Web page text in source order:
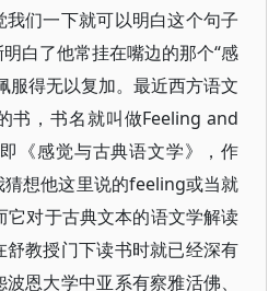
们一下就可以明白这个句子
白了他常挂在嘴边的那个“感
服得无以复加。最近西方语文
书，书名就叫做Feeling and
《感觉与古典语文学》，作
想他这里说的feeling或当就
对于古典文本的语文学解读
教授门下读书时就已经深有
恩大学中亚系有察雅活佛、